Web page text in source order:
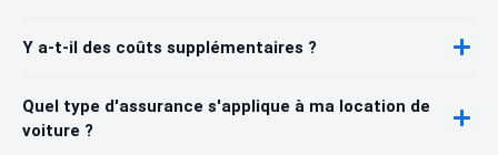
Y a-t-il des coûts supplémentaires ?
Quel type d'assurance s'applique à ma location de
voiture ?